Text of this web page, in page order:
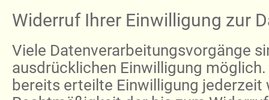
Widerruf Ihrer Einwilligung zur
Viele Datenverarbeitungsvorgänge
ausdrücklichen Einwilligung möglich.
bereits erteilte Einwilligung jederzeit